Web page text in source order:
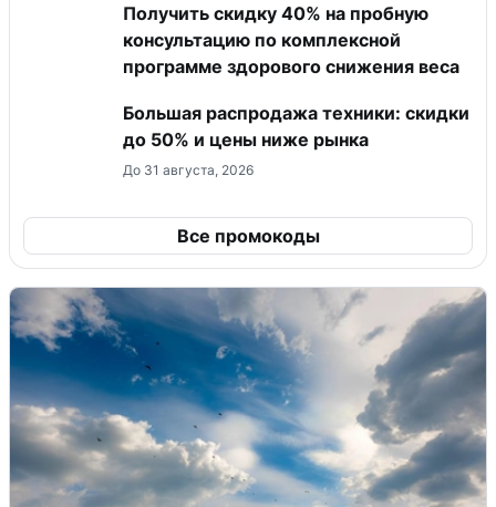
Получить скидку 40% на пробную
консультацию по комплексной
программе здорового снижения веса
Большая распродажа техники: скидки
до 50% и цены ниже рынка
До 31 августа, 2026
Все промокоды